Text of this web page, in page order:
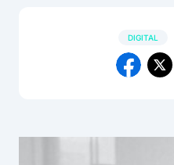
DIGITAL